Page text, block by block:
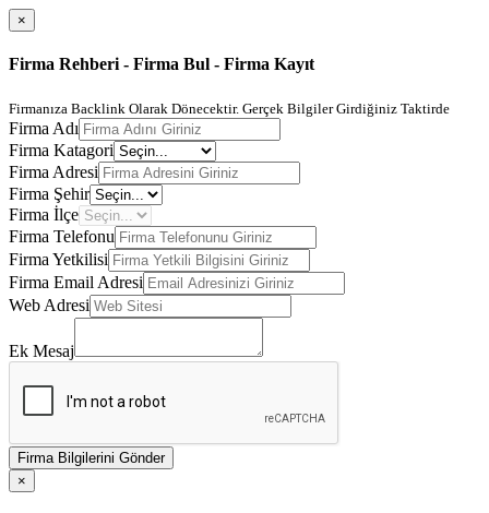
×
Firma Rehberi - Firma Bul - Firma Kayıt
Firmanıza Backlink Olarak Dönecektir. Gerçek Bilgiler Girdiğiniz Taktirde
Firma Adı
Firma Katagori
Firma Adresi
Firma Şehir
Firma İlçe
Firma Telefonu
Firma Yetkilisi
Firma Email Adresi
Web Adresi
Ek Mesaj
Firma Bilgilerini Gönder
×